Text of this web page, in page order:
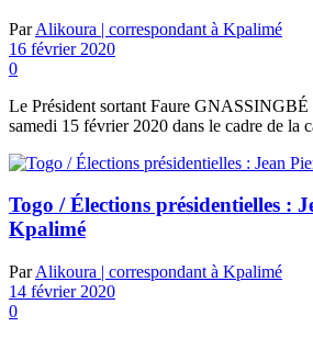
Par Alikoura | correspondant à Kpalimé
16 février 2020
0
Le Président sortant Faure GNASSINGBÉ
samedi 15 février 2020 dans le cadre de la
Togo / Élections présidentielles :
Kpalimé
Par Alikoura | correspondant à Kpalimé
14 février 2020
0